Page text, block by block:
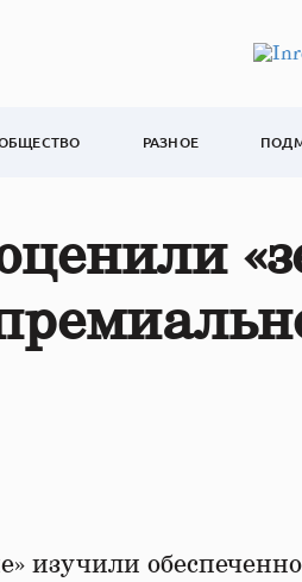
РАЗНОЕ
изучили